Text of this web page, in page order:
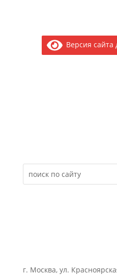
Версия
г. Москва, ул.